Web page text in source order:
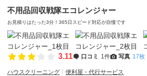
不用品回収戦隊エコレンジャー
お見積りはたった3分！365日スピード対応が自慢です
3.11 口コミ 1件 写真 17枚
ハウスクリーニング 便利屋・代行サービス